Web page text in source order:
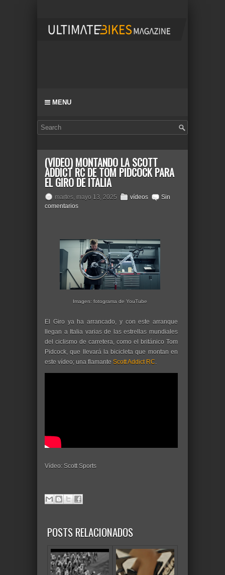
MENU
(VÍDEO) MONTANDO LA SCOTT
ADDICT RC DE TOM PIDCOCK PARA
EL GIRO DE ITALIA
martes, mayo 13, 2025 vídeos
Sin
comentarios
Imagen: fotograma de YouTube
El Giro ya ha arrancado, y con este arranque
llegan a Italia varias de las estrellas mundiales
del ciclismo de carretera, como el británico Tom
Pidcock, que llevará la bicicleta que montan en
este vídeo; una flamante Scott Addict RC.
Vídeo: Scott Sports
POSTS RELACIONADOS